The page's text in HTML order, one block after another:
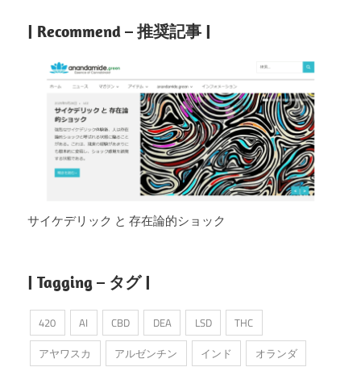
| Recommend – 推奨記事 |
サイケデリック と 存在論的ショック
| Tagging – タグ |
420 AI CBD DEA LSD
THC
アヤワスカ
アルゼンチン インド
オランダ